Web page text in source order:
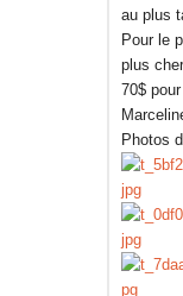
au plus
Pour le
plus
70$
Photos